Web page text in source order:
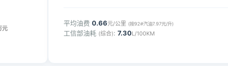
元
平均油费 0.66元/公里 (按92#汽油7.97元/升)
工信部油耗 (综合): 7.30L/100KM